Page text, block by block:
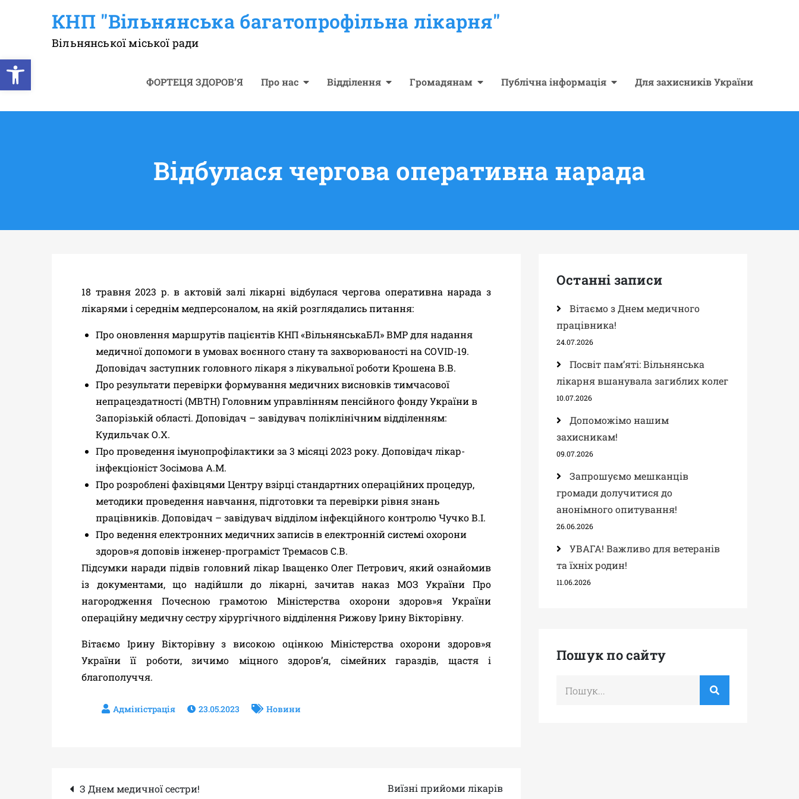
Відкрити Панель інструментів
КНП "Вільнянська багатопрофільна лікарня"
Вільнянської міської ради
ФОРТЕЦЯ ЗДОРОВ’Я Про нас Відділення Громадянам Публічна інформація Для захисників України
Відбулася чергова оперативна нарада
18 травня 2023 р. в актовій залі лікарні відбулася чергова оперативна нарада з
лікарями і середнім медперсоналом, на якій розглядались питання:
Про оновлення маршрутів пацієнтів КНП «ВільнянськаБЛ» ВМР для надання
медичної допомоги в умовах воєнного стану та захворюваності на COVID-19.
Доповідач заступник головного лікаря з лікувальної роботи Крошена В.В.
Про результати перевірки формування медичних висновків тимчасової
непрацездатності (МВТН) Головним управлінням пенсійного фонду України в
Запорізькій області. Доповідач – завідувач поліклінічним відділенням:
Кудильчак О.Х.
Про проведення імунопрофілактики за 3 місяці 2023 року. Доповідач лікар-
інфекціоніст Зосімова А.М.
Про розроблені фахівцями Центру взірці стандартних операційних процедур,
методики проведення навчання, підготовки та перевірки рівня знань
працівників. Доповідач – завідувач відділом інфекційного контролю Чучко В.І.
Про ведення електронних медичних записів в електронній системі охорони
здоров»ядоповівінженер-програмістТремасов С.В.
Підсумки наради підвів головний лікар Іващенко Олег Петрович, який ознайомив
із документами, що надійшли до лікарні, зачитав наказ МОЗ України Про
нагородження Почесною грамотою Міністерства охорони здоров»я України
операційну медичну сестру хірургічного відділення Рижову Ірину Вікторівну.
Вітаємо Ірину Вікторівну з високою оцінкою Міністерства охорони здоров»я
України її роботи,зичимо міцного здоров’я, сімейних гараздів, щастя і
благополуччя.
23.05.2023 Новини
З Днем медичної сестри! Виїзні прийоми лікарів
Останні записи
Вітаємо з Днем медичного
працівника!
24.07.2026
Посвіт пам’яті: Вільнянська
лікарня вшанувала загиблих колег
10.07.2026
Допоможімо нашим
захисникам!
09.07.2026
Запрошуємо мешканців
громади долучитися до
анонімного опитування!
26.06.2026
УВАГА! Важливо для ветеранів
та їхніх родин!
11.06.2026
Пошук по сайту